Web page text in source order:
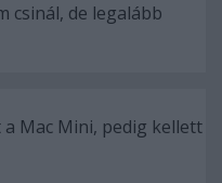
csinál, de legalább
Mac Mini, pedig kellett